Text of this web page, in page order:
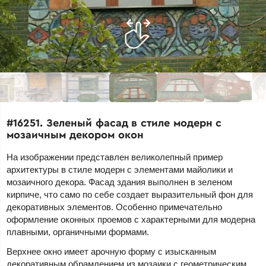
#16251. Зеленый фасад в стиле модерн с
мозаичным декором окон
На изображении представлен великолепный пример
архитектуры в стиле модерн с элементами майолики и
мозаичного декора. Фасад здания выполнен в зеленом
кирпиче, что само по себе создает выразительный фон для
декоративных элементов. Особенно примечательно
оформление оконных проемов с характерными для модерна
плавными, органичными формами.
Верхнее окно имеет арочную форму с изысканным
декоративным обрамлением из мозаики с геометрическим